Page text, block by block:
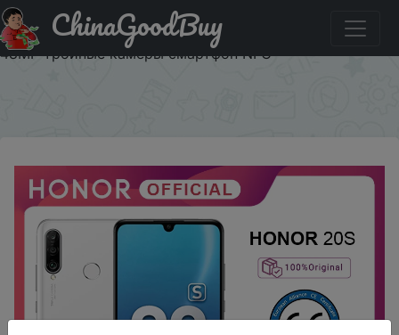
Знижка на Honor 20 S 20 S мобильные телефоны 6G
128G 6,15 ''Dewdrop экран 24MP фронтальная камера
48MP тройные камеры смартфон NFC
ChinaGoodBuy